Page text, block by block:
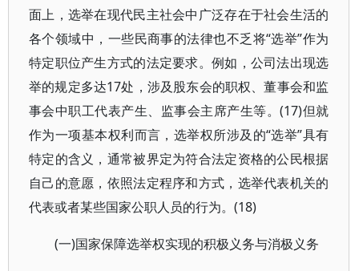
面上，选举在现代民主社会中广泛存在于社会生活的
各个领域中，一些民商事的法律也不乏将“选举”作为
特定职位产生方式的法定要求。例如，公司法出现选
举的规定多达17处，涉及股东会的职权、董事会和监
事会中职工代表产生、监事会主席产生等。(17)但就
作为一项基本权利而言，选举权所涉及的“选举”具有
特定的含义，通常被界定为符合法定资格的公民根据
自己的意愿，依照法定程序和方式，选举代表机关的
代表或者某些国家公职人员的行为。(18)
(一)国家保障选举权实现的积极义务与消极义务